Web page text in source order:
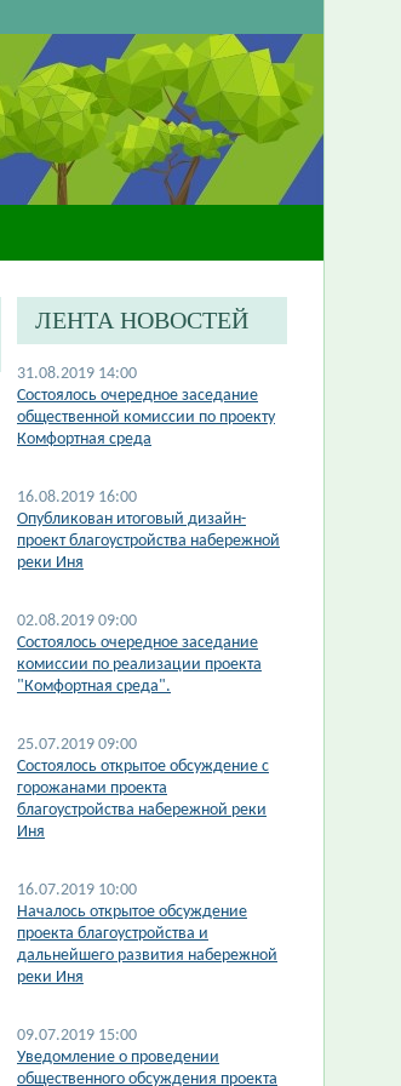
ЛЕНТА НОВОСТЕЙ
31.08.2019 14:00
Состоялось очередное заседание
общественной комиссии по проекту
Комфортная среда
16.08.2019 16:00
Опубликован итоговый дизайн-
проект благоустройства набережной
реки Иня
02.08.2019 09:00
Состоялось очередное заседание
комиссии по реализации проекта
"Комфортная среда".
25.07.2019 09:00
Состоялось открытое обсуждение с
горожанами проекта
благоустройства набережной реки
Иня
16.07.2019 10:00
Началось открытое обсуждение
проекта благоустройства и
дальнейшего развития набережной
реки Иня
09.07.2019 15:00
Уведомление о проведении
общественного обсуждения проекта